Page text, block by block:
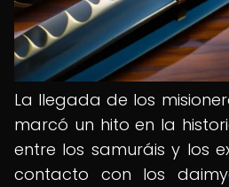
La llegada de los
marcó un hito en la
entre los samuráis y los
contacto con los